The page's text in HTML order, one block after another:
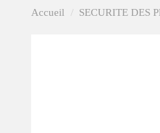
Accueil SECURITE DES